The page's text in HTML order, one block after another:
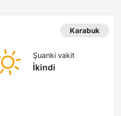
Karabuk
Şuanki vakit
İkindi